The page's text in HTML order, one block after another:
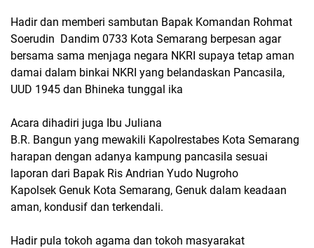
Hadir dan memberi sambutan Bapak Komandan Rohmat
Soerudin Dandim 0733 Kota Semarang berpesan agar
bersama sama menjaga negara NKRI supaya tetap aman
damai dalam binkai NKRI yang belandaskan Pancasila,
UUD 1945 dan Bhineka tunggal ika
Acara dihadiri juga Ibu Juliana
B.R. Bangun yang mewakili Kapolrestabes Kota Semarang
harapan dengan adanya kampung pancasila sesuai
laporan dari Bapak Ris Andrian Yudo Nugroho
Kapolsek Genuk Kota Semarang, Genuk dalam keadaan
aman, kondusif dan terkendali.
Hadir pula tokoh agama dan tokoh masyarakat